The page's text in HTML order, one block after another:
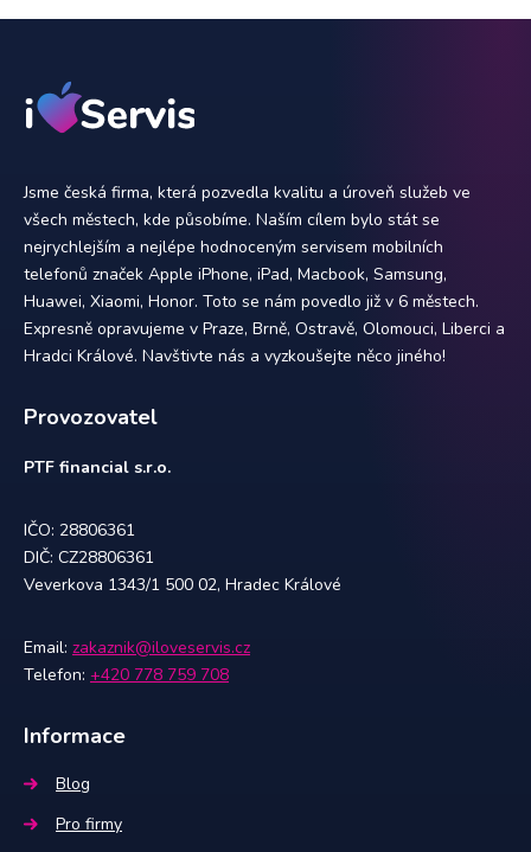
Jsme česká firma, která pozvedla kvalitu a úroveň služeb ve
všech městech, kde působíme. Naším cílem bylo stát se
nejrychlejším a nejlépe hodnoceným servisem mobilních
telefonů značek Apple iPhone, iPad, Macbook, Samsung,
Huawei, Xiaomi, Honor. Toto se nám povedlo již v 6 městech.
Expresně opravujeme v Praze, Brně, Ostravě, Olomouci, Liberci a
Hradci Králové. Navštivte nás a vyzkoušejte něco jiného!
Provozovatel
PTF financial s.r.o.
IČO: 28806361
DIČ: CZ28806361
Veverkova 1343/1 500 02, Hradec Králové
Email: zakaznik@iloveservis.cz
Telefon: +420 778 759 708
Informace
Blog
Pro firmy